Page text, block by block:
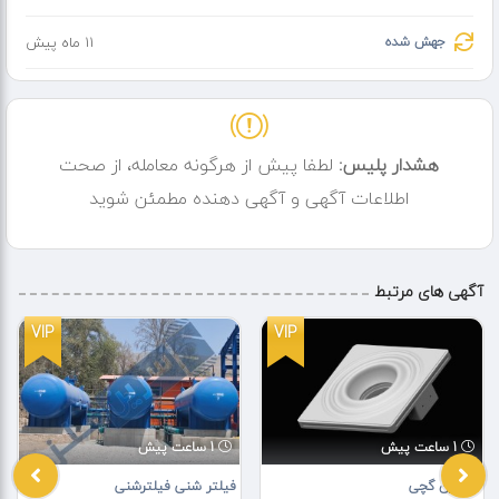
جهش شده 11 ماه پیش
هشدار پلیس: لطفا پیش از هرگونه معامله، از صحت
اطلاعات آگهی و آگهی دهنده مطمئن شوید
آگهی های مرتبط
VIP
1 ساعت پیش
فیلتر شنی فیلترشنی
VIP
1 ساعت پیش
هالوژن گچی